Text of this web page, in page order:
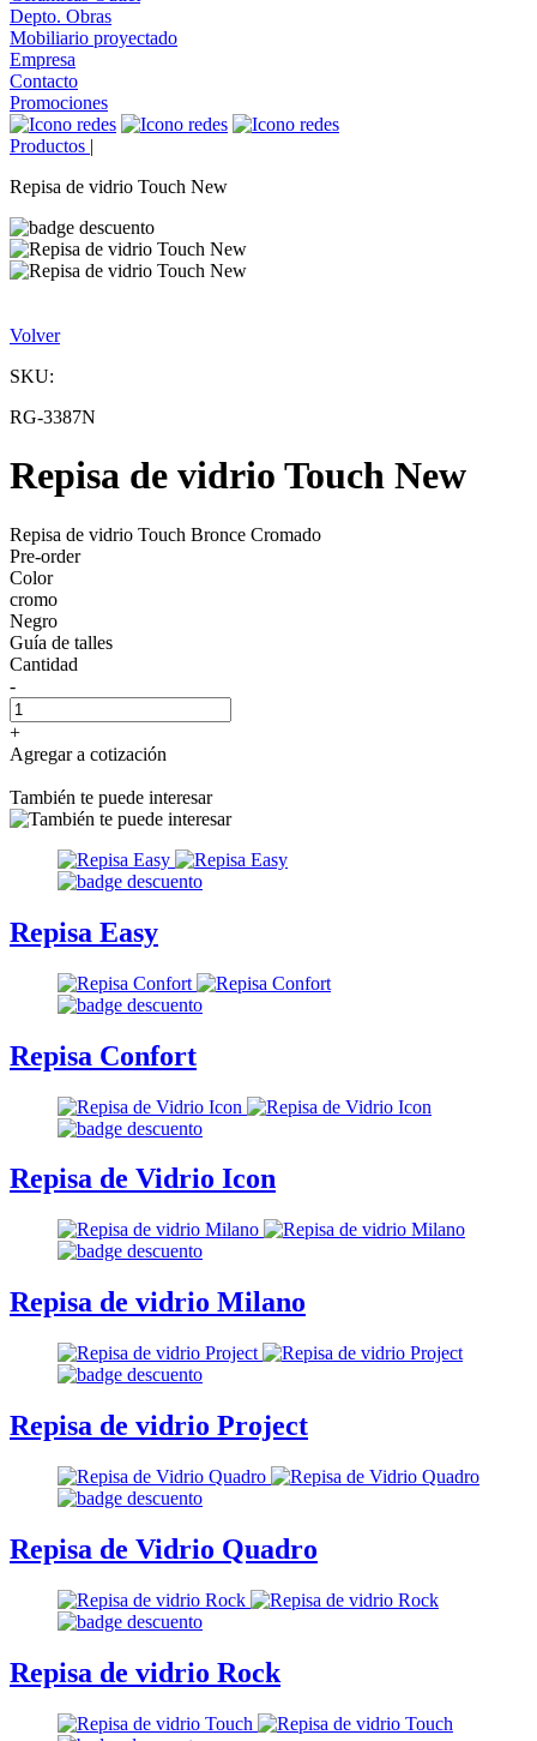
Depto. Obras
Mobiliario proyectado
Empresa
Contacto
Promociones
Productos |
Repisa de vidrio Touch New
Volver
SKU:
RG-3387N
Repisa de vidrio Touch New
Repisa de vidrio Touch Bronce Cromado
Pre-order
Color
cromo
Negro
Guía de talles
Cantidad
-
+
Agregar a cotización
También te puede interesar
Repisa Easy
Repisa Confort
Repisa de Vidrio Icon
Repisa de vidrio Milano
Repisa de vidrio Project
Repisa de Vidrio Quadro
Repisa de vidrio Rock